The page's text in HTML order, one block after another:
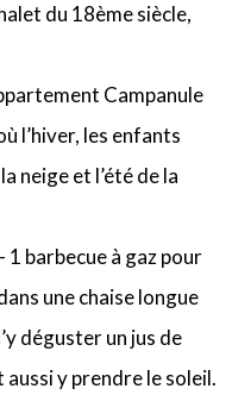
du 18ème siècle,
Campanule
l’hiver, les enfants
neige et l’été de la
1 barbecue à gaz pour
une chaise longue
déguster un jus de
y prendre le soleil.